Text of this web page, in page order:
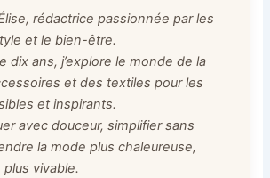
rédactrice passionnée par les
et le bien-être.
dix ans, j’explore le monde de la
et des textiles pour les
et inspirants.
avec douceur, simplifier sans
la mode plus chaleureuse,
vivable.